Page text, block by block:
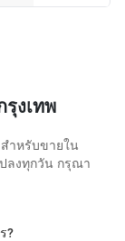
งเทพ
ำหรับขายใน
ลงทุกวัน กรุณา
?